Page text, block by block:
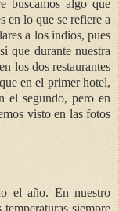
buscamos algo que
en lo que se refiere a
a los indios, pues
que durante nuestra
los dos restaurantes
en el primer hotel,
el segundo, pero en
visto en las fotos
el año. En nuestro